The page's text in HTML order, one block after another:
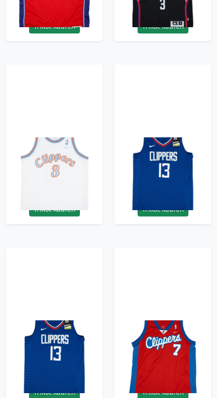
179.99£ · ca. €212
Trikot kaufen
149.99£ · ca. €177
Trikot kaufen
2003-04 LA Clippers
Richardson #3 Nike
Swingman Alternate
Jersey - 8/10 - (L)
Trikot kaufen
2019-23 LA Clippers
George #13 Nike
Swingman Away
Jersey (S)
95.99£ · ca. €113
Trikot kaufen
2019-23 LA Clippers
George #13 Nike
Swingman Away
Jersey (L)
95.99£ · ca. €113
Trikot kaufen
2000-03 LA Clippers
Odom #7 Nike
Swingman Away
Jersey (Excellent) XL
95.99£ · ca. €113
Trikot kaufen